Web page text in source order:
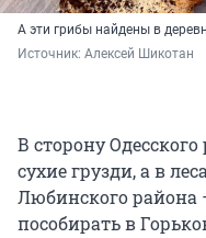
А эти грибы найдены в
Источник: Алексей Шикотан
В сторону
сухие грузди, а в
Любинского района
пособирать в